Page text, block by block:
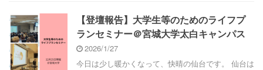
【登壇報告】大学生等のためのライフプ
ランセミナー＠宮城大学太白キャンパス
2026/1/27
今日は少し暖かくなって、快晴の仙台です。 仙台は